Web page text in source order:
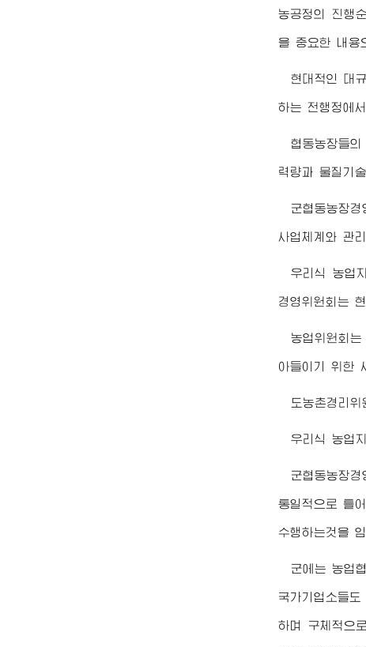
농공정의 진행
을 중요한 내용
현대적인 대
하는 전행정에
협동농장들
력량과 물질기
군협동농장
사업체계와 관
우리식 농업
경영위원회는
농업위원회
아들이기 위한
도농촌경리
우리식 농업
군협동농장
통일적으로 틀
수행하는것을
군에는 농업
국가기업소들
하며 구체적으